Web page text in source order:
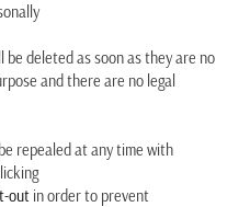
deleted as soon as they are no
and there are no legal
repealed at any time with
out in order to prevent